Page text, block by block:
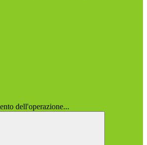
dell'operazione...